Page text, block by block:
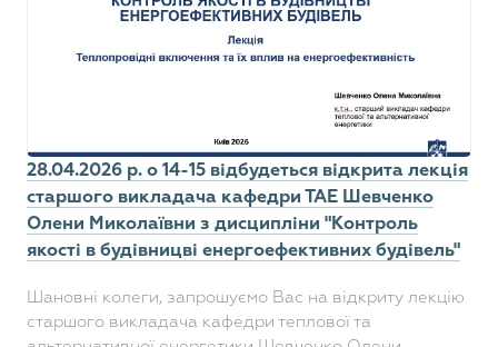
28.04.2026 р. о 14-15 відбудеться відкрита лекція
старшого викладача кафедри ТАЕ Шевченко
Олени Миколаївни з дисципліни "Контроль
якості в будівницві енергоефективних будівель"
Шановні колеги, запрошуємо Вас на відкриту лекцію
старшого викладача кафедри теплової та